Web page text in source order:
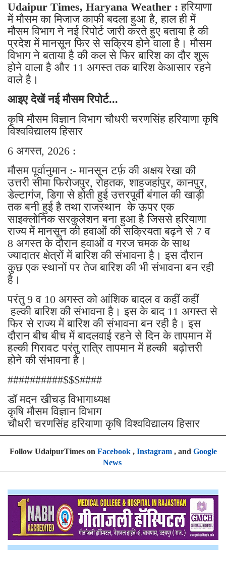
Udaipur Times, Haryana Weather :हरियाणा
में मौसम का मिजाज काफी बदला हुआ है, हाल ही में
मौसम विभाग ने नई रिपोर्ट जारी करते हुए बताया है की
प्रदेश में मानसून फिर से सक्रिय होने वाला है। मौसम
विभाग ने बताया है की कल से फिर बारिश का दौर शुरू
होने वाला है और 11 अगस्त तक बारिश केआसार रहने
वाले है।
आइए देखें नई मौसम रिपोर्ट...
कृषि मौसम विज्ञान विभाग चौधरी चरणसिंह हरियाणा कृषि
विश्वविद्यालय हिसार
6 अगस्त, 2026 :
मौसम पूर्वानुमान :- मानसून टर्फ़ की अक्षय रेखा की
उत्तरी सीमा फिरोजपुर, रोहतक, शाहजहांपुर, कानपुर,
डेल्टागंज, डिगा से होती हुई उत्तरपूर्वी बंगाल की खाड़ी
तक बनी हुई है तथा राजस्थान के ऊपर एक
साइक्लोनिक सरकुलेशन बना हुआ है जिससे हरियाणा
राज्य में मानसून की हवाओं की सक्रियता बढ़ने से 7 व
8 अगस्त के दौरान हवाओं व गरज चमक के साथ
ज्यादातर क्षेत्रों में बारिश की संभावना है। इस दौरान
कुछ एक स्थानों पर तेज बारिश की भी संभावना बन रही
है।
परंतु 9 व 10 अगस्त को आंशिक बादल व कहीं कहीं
हल्की बारिश की संभावना है। इस के बाद 11 अगस्त से
फिर से राज्य में बारिश की संभावना बन रही है। इस
दौरान बीच बीच में बादलवाई रहने से दिन के तापमान में
हल्की गिरावट परंतु रात्रि तापमान में हल्की बढ़ोत्तरी
होने की संभावना है।
##########$$$####
डॉ मदन खीचड़ विभागाध्यक्ष
कृषि मौसम विज्ञान विभाग
चौधरी चरणसिंह हरियाणा कृषि विश्वविद्यालय हिसार
Follow UdaipurTimes on Facebook, Instagram, and Google
News